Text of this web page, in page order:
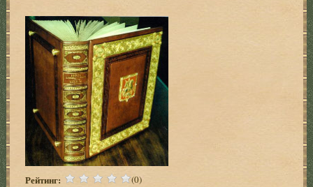
Рейтинг: (0)